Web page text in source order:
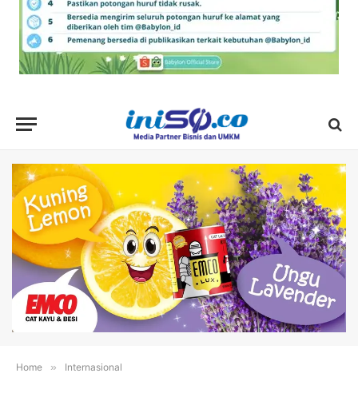
Home » Internasional